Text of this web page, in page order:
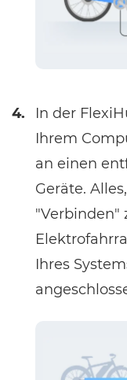
4.
In der
Ihrem
an einen
Geräte.
"Verbinden"
Ihres